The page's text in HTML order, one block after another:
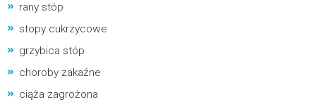
rany stóp
stopy cukrzycowe
grzybica stóp
choroby zakaźne
ciąża zagrożona